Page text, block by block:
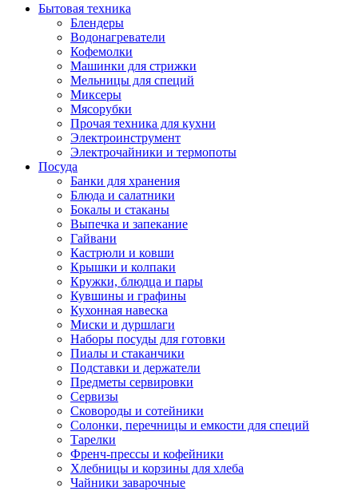
Бытовая техника
Блендеры
Водонагреватели
Кофемолки
Машинки для стрижки
Мельницы для специй
Миксеры
Мясорубки
Прочая техника для кухни
Электроинструмент
Электрочайники и термопоты
Посуда
Банки для хранения
Блюда и салатники
Бокалы и стаканы
Выпечка и запекание
Гайвани
Кастрюли и ковши
Крышки и колпаки
Кружки, блюдца и пары
Кувшины и графины
Кухонная навеска
Миски и дуршлаги
Наборы посуды для готовки
Пиалы и стаканчики
Подставки и держатели
Предметы сервировки
Сервизы
Сковороды и сотейники
Солонки, перечницы и емкости для специй
Тарелки
Френч-прессы и кофейники
Хлебницы и корзины для хлеба
Чайники заварочные